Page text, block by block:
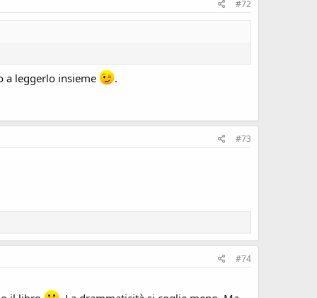
#72
a leggerlo insieme .
#73
#74